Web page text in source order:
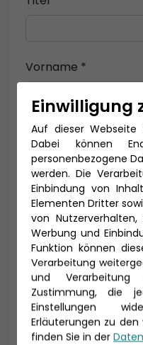
Vorname *
E-Mail *
Telefon *
Geburtsdatum
Einwilligung
Auf dieser Webseite
Dabei können
personenbezogene
werden. Die
Einbindung von
Elementen Dritter
von
Werbung und
Funktion können
Verarbeitung
und
Zustimmung, die
Einstellungen
Erläuterungen zu
finden Sie in der